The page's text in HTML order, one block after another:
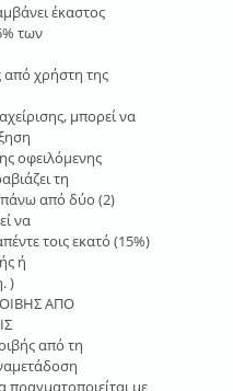
έκαστος
των
χρήστη της
μπορεί να
οφειλόμενης
τη
από δύο (2)
να
τοις εκατό (15%)
ή
)
ΑΠΟ
από τη
με